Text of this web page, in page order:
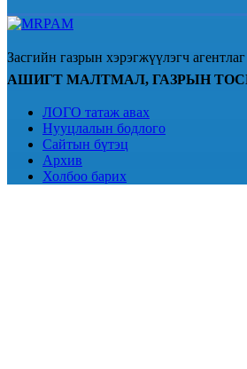
Засгийн газрын хэрэгжүүлэгч агентлаг
АШИГТ МАЛТМАЛ, ГАЗРЫН
ЛОГО татаж авах
Нууцлалын бодлого
Сайтын бүтэц
Архив
Холбоо барих